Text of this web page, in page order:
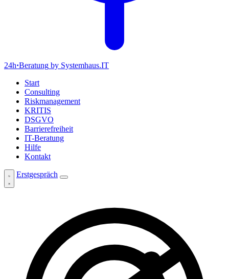
24h·Beratung by Systemhaus.IT
Start
Consulting
Riskmanagement
KRITIS
DSGVO
Barrierefreiheit
IT-Beratung
Hilfe
Kontakt
Erstgespräch